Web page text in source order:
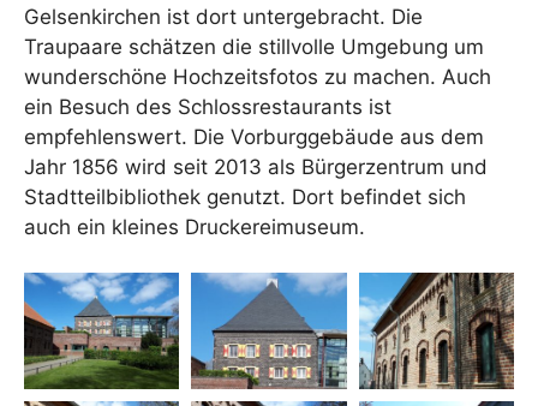
Gelsenkirchen ist dort untergebracht. Die
Traupaare schätzen die stillvolle Umgebung um
wunderschöne Hochzeitsfotos zu machen. Auch
ein Besuch des Schlossrestaurants ist
empfehlenswert. Die Vorburggebäude aus dem
Jahr 1856 wird seit 2013 als Bürgerzentrum und
Stadtteilbibliothek genutzt. Dort befindet sich
auch ein kleines Druckereimuseum.